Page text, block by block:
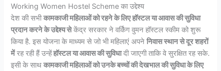
Working Women Hostel Scheme का उद्देश्य
देश की सभीकामकाजी महिलाओं को रहने के लिए हॉस्टल या आवास की सुविधा
प्रदान करने के उद्देश्य सेकेंद्र सरकार ने वर्किंग वुमन हॉस्टल स्कीम को शुरू
किया है. इस योजना के माध्यम से जो भी महिलाएं अपनेनिवास स्थान से दूर शहरों
मेंरह रही हैं उन्हेंहॉस्टल या आवास की सुविधादी जाएगी ताकि वे सुरक्षित रह सके.
इसी के साथकामकाजी महिलाओं को उनके बच्चों की देखभाल की सुविधा के लिए